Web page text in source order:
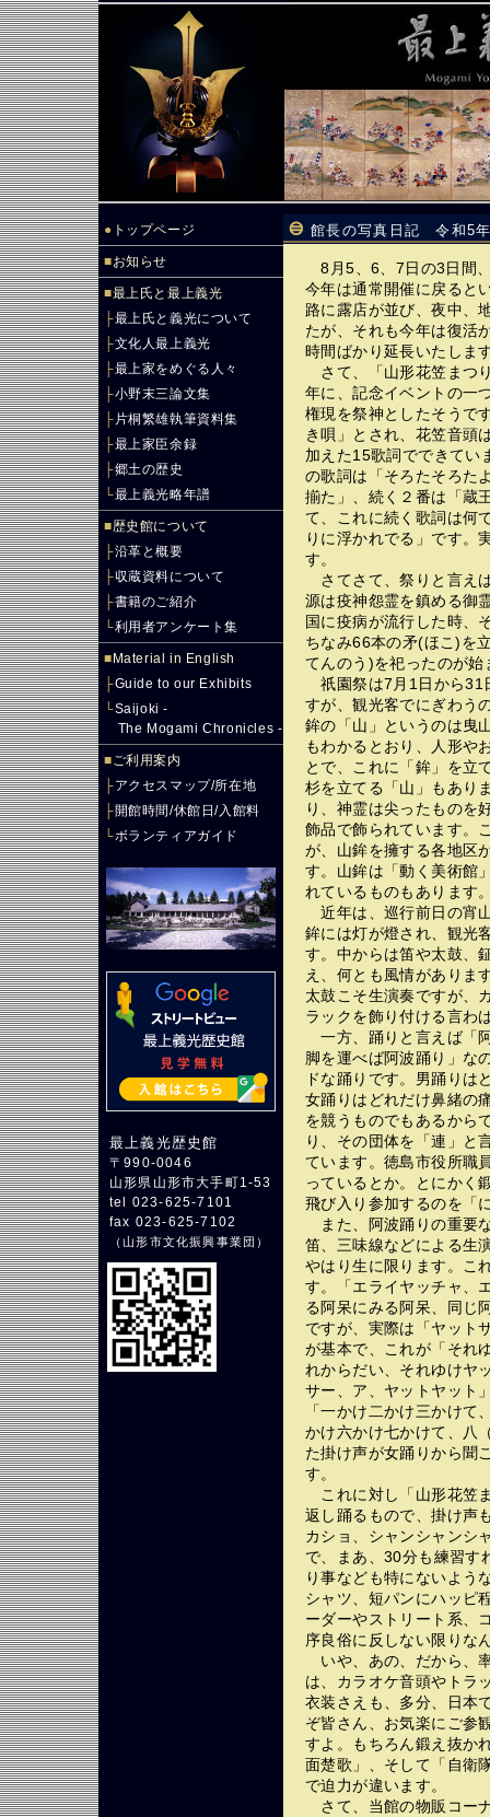
● トップページ
■お知らせ
■最上氏と最上義光
├最上氏と義光について
├文化人最上義光
├最上家をめぐる人々
├小野末三論文集
├ 片桐繁雄執筆資料集
├最上家臣余録
├郷土の歴史
└最上義光略年譜
■歴史館について
├沿革と概要
├収蔵資料について
├書籍のご紹介
└利用者アンケート集
■ Material in English
├Guide to our Exhibits
└Saijoki -
The Mogami Chronicles -
■ご利用案内
├アクセスマップ/所在地
├開館時間/休館日/入館料
└ボランティアガイド
最上義光歴史館
〒990-0046
山形県山形市大手町1-53
tel 023-625-7101
fax 023-625-7102
（山形市文化振興事業団 ）
館長の写真日記 令和5
8月5、6、7日の3日間
今年は通常開催に戻ると
路に露店が並び、夜中、
たが、それも今年は復活
時間ばかり延長いたしま
さて、「山形花笠まつ
年に、記念イベントの一
権現を祭神としたそうで
き唄」とされ、花笠音頭
加えた15歌詞でできてい
の歌詞は「そろたそろた
揃た」、続く２番は「蔵
て、これに続く歌詞は何
りに浮かれでる」です。
す。
さてさて、祭りと言え
源は疫神怨霊を鎮める御
国に疫病が流行した時、
ちなみ66本の矛(ほこ)を
てんのう)を祀ったのが始
祇園祭は7月1日から31
すが、観光客でにぎわう
鉾の「山」というのは曳
もわかるとおり、人形や
とで、これに「鉾」を立
杉を立てる「山」もあり
り、神霊は尖ったものを
飾品で飾られています。
が、山鉾を擁する各地区
す。山鉾は「動く美術館
れているものもあります
近年は、巡行前日の宵
鉾には灯が燈され、観光
す。中からは笛や太鼓、
え、何とも風情がありま
太鼓こそ生演奏ですが、
ラックを飾り付ける言わ
一方、踊りと言えば「
脚を運べば阿波踊り」な
ドな踊りです。男踊りは
女踊りはどれだけ鼻緒の
を競うものでもあるから
り、その団体を「連」と
ています。徳島市役所職
っているとか。とにかく
飛び入り参加するのを「
また、阿波踊りの重要
笛、三味線などによる生
やはり生に限ります。こ
す。「エライヤッチャ、
る阿呆にみる阿呆、同じ
ですが、実際は「ヤット
が基本で、これが「それ
れからだい、それゆけヤ
サー、ア、ヤットヤット
「一かけ二かけ三かけ
かけ六かけ七かけて、八
た掛け声が女踊りから聞
す。
これに対し「山形花笠
返し踊るもので、掛け声
カショ、シャンシャンシ
で、まあ、30分も練習す
り事なども特にないよう
シャツ、短パンにハッピ
ーダーやストリート系、
序良俗に反しない限りな
いや、あの、だから、
は、カラオケ音頭やトラ
衣装さえも、多分、日本
ぞ皆さん、お気楽にご参
すよ。もちろん鍛え抜か
面楚歌」、そして「自衛
で迫力が違います。
さて、当館の物販コー